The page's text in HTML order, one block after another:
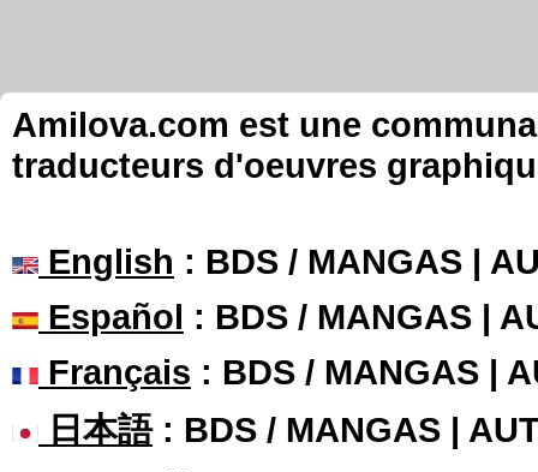
Amilova.com est une
traducteurs d'oeuvres
English : BDS / MANGAS |
Español : BDS / MANGAS |
Français : BDS / MANGAS |
日本語: BDS / MANGAS |